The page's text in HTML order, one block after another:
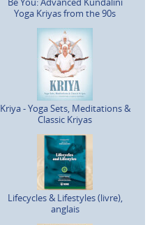
Yoga Kriyas from the 90s
Kriya - Yoga Sets, Meditations &
Classic Kriyas
Lifecycles & Lifestyles (livre),
anglais